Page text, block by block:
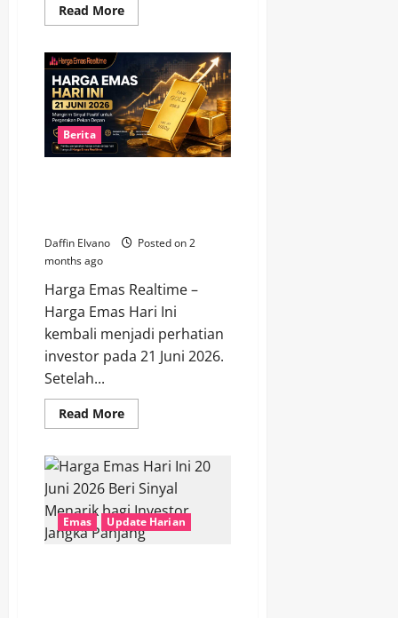
Read MoreRead
more
Pekan
Baru,
Harga
Emas
21
Juni
2026
Tetap
Jadi
Berita
Daffin Elvano
Posted on 2
months ago
Harga Emas Realtime –
Harga Emas Hari Ini
kembali menjadi perhatian
investor pada 21 Juni 2026.
Setelah...
Read MoreRead
more
Emas
Hari
Ini
21
Juni
2026
Mengirim
Emas Update Harian